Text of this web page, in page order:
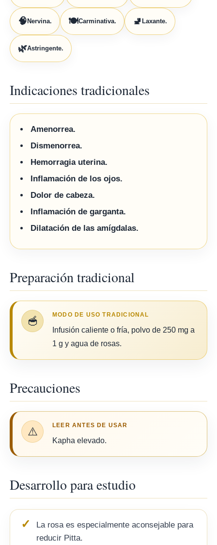
🧠 Nervina. 🍽️Carminativa. 🚽 Laxante.
🌿Astringente.
Indicaciones tradicionales
Amenorrea.
Dismenorrea.
Hemorragia uterina.
Inflamación de los ojos.
Dolor de cabeza.
Inflamación de garganta.
Dilatación de las amígdalas.
Preparación tradicional
🥣 MODO DE USO TRADICIONAL
Infusión caliente o fría, polvo de 250 mg a
1 g y agua de rosas.
Precauciones
⚠️ LEER ANTES DE USAR
Kapha elevado.
Desarrollo para estudio
La rosa es especialmente aconsejable para
reducir Pitta.